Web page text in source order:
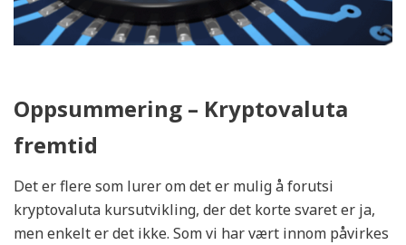
Oppsummering – Kryptovaluta
fremtid
Det er flere som lurer om det er mulig å forutsi
kryptovaluta kursutvikling, der det korte svaret er ja,
men enkelt er det ikke. Som vi har vært innom påvirkes